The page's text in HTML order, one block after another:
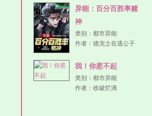
异能：百分百胜率赌
神
类别： 都市异能
作者： 德克士在逃公子
我！你惹不起
类别： 都市异能
作者： 收破烂滴